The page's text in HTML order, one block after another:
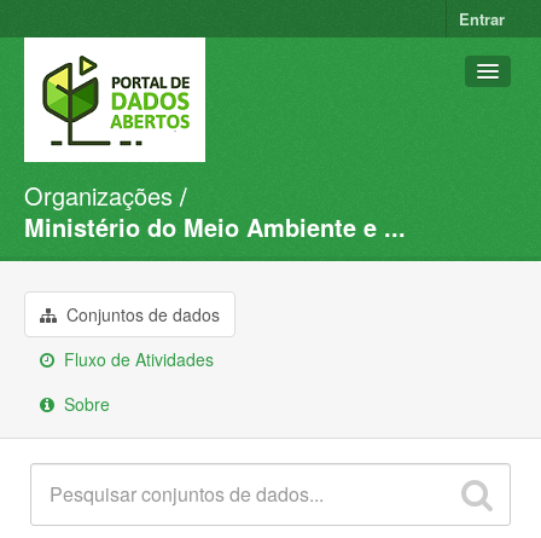
Entrar
Conjuntos de dados
Organizações
Sobre
Organizações
Ministério do Meio Ambiente e ...
Conjuntos de dados
Fluxo de Atividades
Sobre